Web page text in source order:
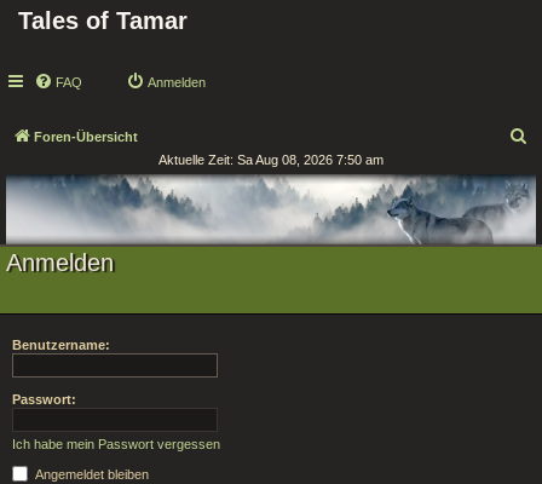
Tales of Tamar
FAQ Anmelden
Foren-Übersicht
c
e
Aktuelle Zeit: Sa Aug 08, 2026 7:50 am
Anmelden
Benutzername:
Passwort:
Ich habe mein Passwort vergessen
Angemeldet bleiben